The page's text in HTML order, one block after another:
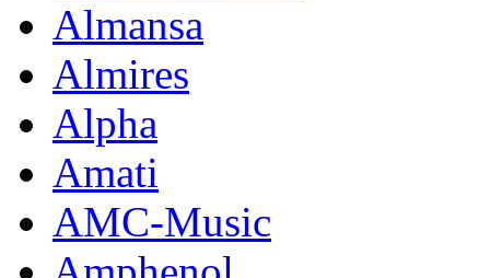
Almansa
Almires
Alpha
Amati
AMC-Music